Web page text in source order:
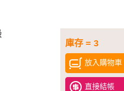
庫存 = 3
放入購物車
直接結帳